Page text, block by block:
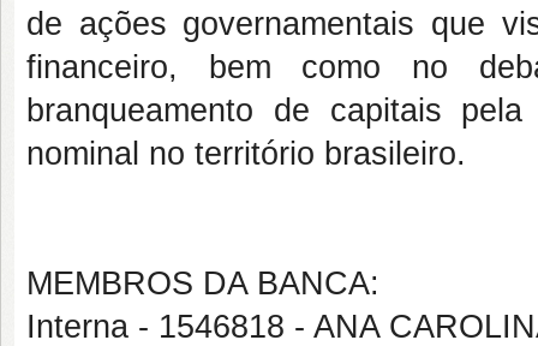
de ações governamentais que
financeiro, bem como no
branqueamento de capitais
nominal no território brasileiro.
MEMBROS DA BANCA:
Interna - 1546818 - ANA